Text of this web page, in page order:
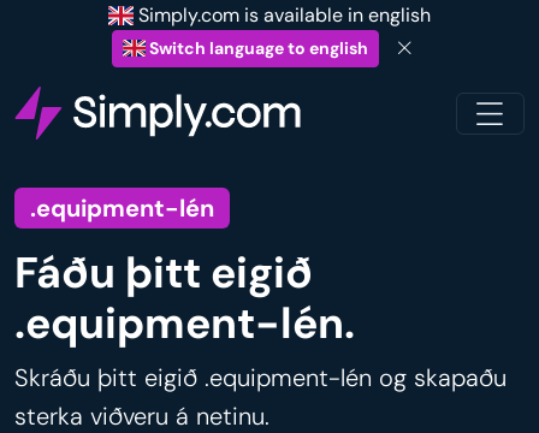
Simply.com is available in english
Switch language to english
.equipment-lén
Fáðu þitt eigið
.equipment-lén.
Skráðu þitt eigið .equipment-lén og skapaðu
sterka viðveru á netinu.